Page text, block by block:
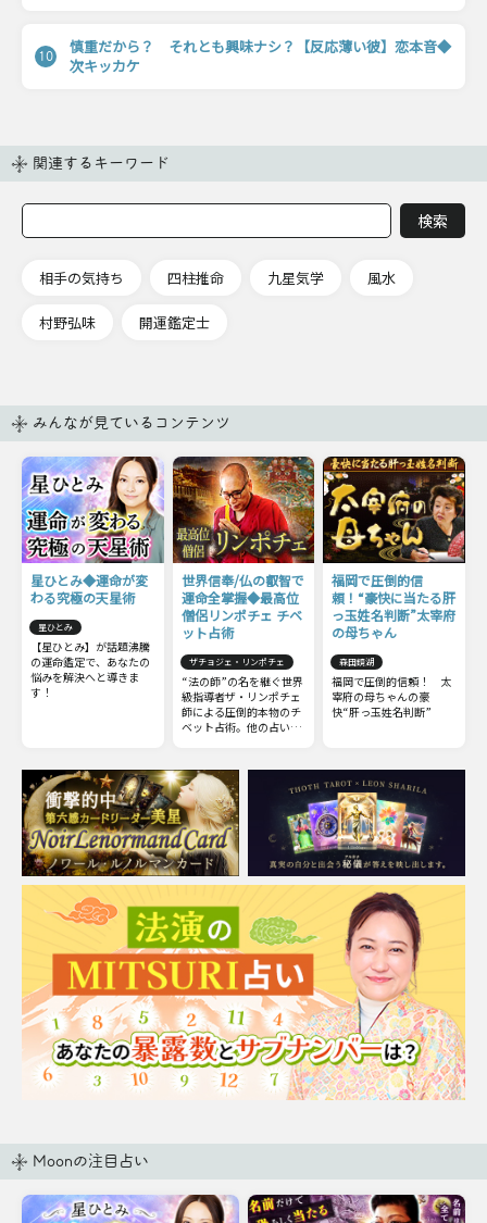
10
慎重だから？ それとも興味ナシ？【反応薄い彼】恋本音◆
次キッカケ
関連するキーワード
相手の気持ち 四柱推命 九星気学 風水
村野弘味 開運鑑定士
みんなが見ているコンテンツ
星ひとみ◆運命が変
わる究極の天星術
星ひとみ
【星ひとみ】が話題沸騰
の運命鑑定で、あなたの
悩みを解決へと導きま
す！
世界信奉/仏の叡智で
運命全掌握◆最高位
僧侶リンポチェ チベ
ット占術
ザチョジェ・リンポチェ
“法の師”の名を継ぐ世界
級指導者ザ・リンポチェ
師による圧倒的本物のチ
ベット占術。他の占いと
ょう。
福岡で圧倒的信
頼！“豪快に当たる肝
っ玉姓名判断”太宰府
の母ちゃん
森田鏡湖
福岡で圧倒的信頼！ 太
宰府の母ちゃんの豪
快“肝っ玉姓名判断”
Moonの注目占い